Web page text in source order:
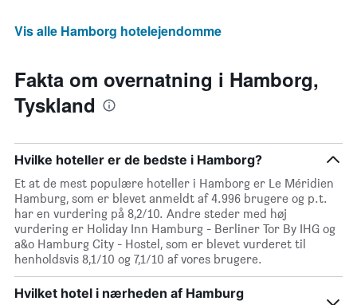
Vis alle Hamborg hotelejendomme
Fakta om overnatning i Hamborg,
Tyskland
Hvilke hoteller er de bedste i Hamborg?
Et at de mest populære hoteller i Hamborg er Le Méridien
Hamburg, som er blevet anmeldt af 4.996 brugere og p.t.
har en vurdering på 8,2/10. Andre steder med høj
vurdering er Holiday Inn Hamburg - Berliner Tor By IHG og
a&o Hamburg City - Hostel, som er blevet vurderet til
henholdsvis 8,1/10 og 7,1/10 af vores brugere.
Hvilket hotel i nærheden af Hamburg